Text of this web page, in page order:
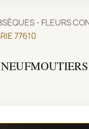
- FLEURS
77610